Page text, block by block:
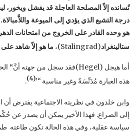
تُسانده إلاّ المصلحة العاجلة قد يفشل
درجة التشبع الذي يؤدي إلى الميوعة
هو وحده القادر على الخروج من امتحانات
ستالينغراد(Stalingrad)، ما هو إلاّ شاهد على
أما هيجل (Hegel)فقد سجل من جهته أنَّ “
هذه العبارة مُدَنِّسَةٌ وغير مناسبة “’(4)
.
وابن خلدون في نظريته الاجتماعية يفترض
إلى الصراع. فهذا الأخير يمكن أن يصدر عن
سياسة عقلية، وفي هذه الحالة تكون طاعته